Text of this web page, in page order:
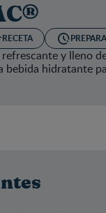
RECETA
refrescante y lleno
bebida hidratante